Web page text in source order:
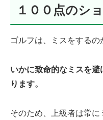
１００点のシ
ゴルフは、ミスをするの
いかに致命的なミスを
ります。
そのため、上級者は常